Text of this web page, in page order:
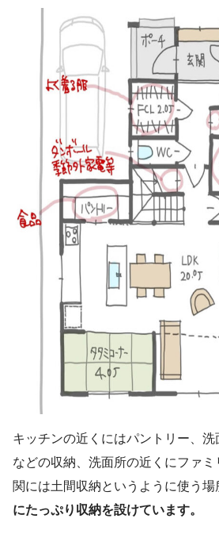
キッチンの近くにはパントリー、
などの収納、洗面所の近くにファ
関には土間収納というように使う場
にたっぷり収納を設けています。